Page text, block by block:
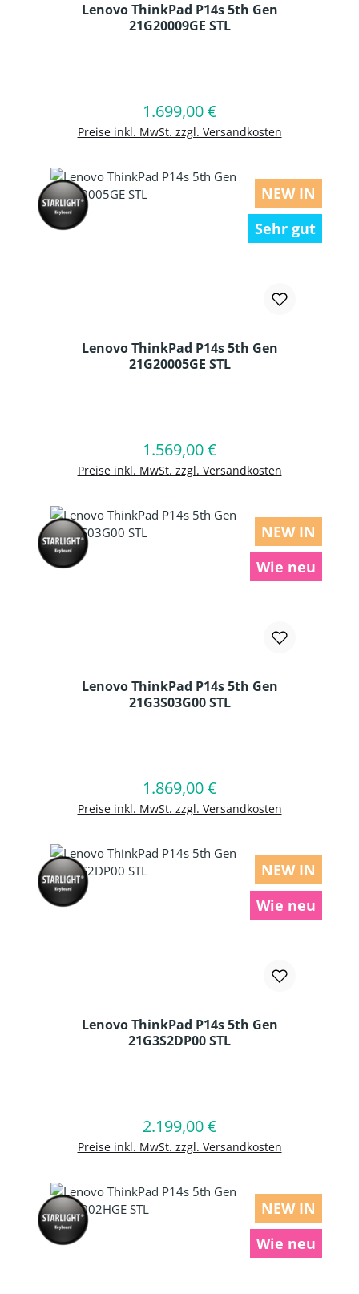
Lenovo ThinkPad P14s 5th Gen
21G20009GE STL
Regulärer Preis:
1.699,00 €
Preise inkl. MwSt. zzgl. Versandkosten
In den Warenkorb
NEW IN
Sehr gut
Lenovo ThinkPad P14s 5th Gen
21G20005GE STL
Regulärer Preis:
1.569,00 €
Preise inkl. MwSt. zzgl. Versandkosten
In den Warenkorb
NEW IN
Wie neu
Lenovo ThinkPad P14s 5th Gen
21G3S03G00 STL
Regulärer Preis:
1.869,00 €
Preise inkl. MwSt. zzgl. Versandkosten
In den Warenkorb
NEW IN
Wie neu
Lenovo ThinkPad P14s 5th Gen
21G3S2DP00 STL
Regulärer Preis:
2.199,00 €
Preise inkl. MwSt. zzgl. Versandkosten
In den Warenkorb
NEW IN
Wie neu